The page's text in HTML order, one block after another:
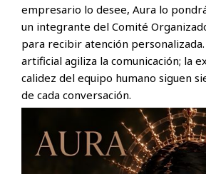
empresario lo desee, Aura lo
un integrante del Comité
para recibir atención
artificial agiliza la comunicación; la
calidez del equipo humano siguen
de cada conversación.